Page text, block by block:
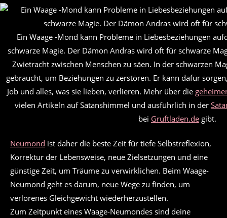
Ein Waage -Mond kann Probleme in Liebesbeziehungen
schwarze Magie. Der Dämon Andras wird oft für schwarze
Zwietracht zwischen Menschen zu säen. In der schwarzen
gebraucht, um Beziehungen zu zerstören. Er kann dafür
Job und alles, was sie lieben, verlieren. Mehr über die
vielen Artikeln auf Satanshimmel und ausführlich in der
bei Gruftladen.de gibt.
Neumond ist daher die beste Zeit für tiefe Selbstreflexion,
Korrektur der Lebensweise, neue Zielsetzungen und eine
günstige Zeit, um Träume zu verwirklichen. Beim Waage-
Neumond geht es darum, neue Wege zu finden, um
verlorenes Gleichgewicht wiederherzustellen.
Zum Zeitpunkt eines Waage-Neumondes sind deine